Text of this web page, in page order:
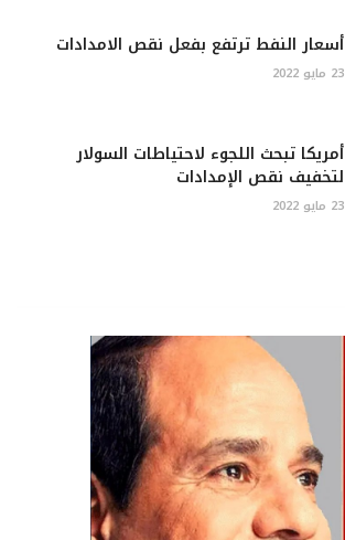
أسعار النفط ترتفع بفعل نقص الامدادات
23 مايو 2022
أمريكا تبحث اللجوء لاحتياطات السولار
لتخفيف نقص الإمدادات
23 مايو 2022